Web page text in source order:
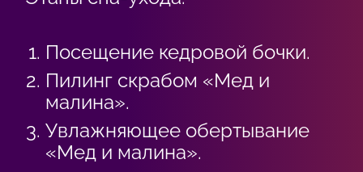
Посещение кедровой бочки.
Пилинг скрабом «Мед и
малина».
Увлажняющее обертывание
«Мед и малина».